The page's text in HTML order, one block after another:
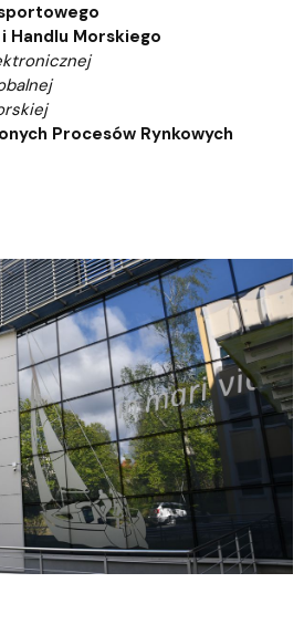
Handlu Morskiego
Procesów Rynkowych